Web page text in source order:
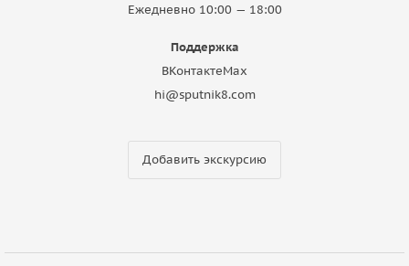
Ежедневно 10:00 — 18:00
Поддержка
ВКонтактеMax
hi@sputnik8.com
Добавить экскурсию